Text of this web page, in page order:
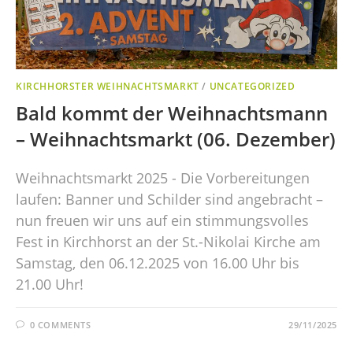
KIRCHHORSTER WEIHNACHTSMARKT / UNCATEGORIZED
Bald kommt der Weihnachtsmann
– Weihnachtsmarkt (06. Dezember)
Weihnachtsmarkt 2025 - Die Vorbereitungen
laufen: Banner und Schilder sind angebracht –
nun freuen wir uns auf ein stimmungsvolles
Fest in Kirchhorst an der St.-Nikolai Kirche am
Samstag, den 06.12.2025 von 16.00 Uhr bis
21.00 Uhr!
0 COMMENTS 29/11/2025